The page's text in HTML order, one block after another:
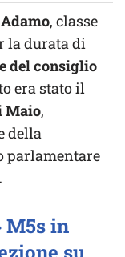
, classe
la durata di
del consiglio
era stato il
Maio,
della
parlamentare
M5s in